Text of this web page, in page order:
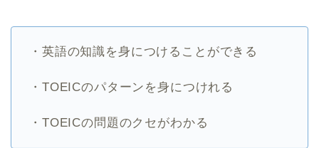
・英語の知識を身につけることができる
・TOEICのパターンを身につけれる
・TOEICの問題のクセがわかる